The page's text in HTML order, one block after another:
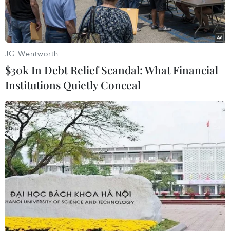
Người dân tập trung đông đúc tại khu vực Bến Bạch Đằng
(Quận 1) để chiêm ngưỡng màn trình diễn drone đặc sắc. (Ảnh:
Thu Hương/TTXVN)
Tối 28/4, Thành phố Hồ Chí Minh tổng duyệt
trình diễn thiết bị bay không người lái (drone)
JG Wentworth
$30k In Debt Relief Scandal: What Financial
Institutions Quietly Conceal